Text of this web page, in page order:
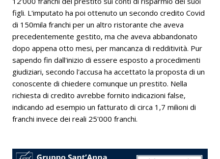
figli. L'imputato ha poi ottenuto un secondo credito Covid
di 150mila franchi per un altro ristorante che aveva
precedentemente gestito, ma che aveva abbandonato
dopo appena otto mesi, per mancanza di redditività. Pur
sapendo fin dall'inizio di essere esposto a procedimenti
giudiziari, secondo l'accusa ha accettato la proposta di un
conoscente di chiedere comunque un prestito. Nella
richiesta di credito avrebbe fornito indicazioni false,
indicando ad esempio un fatturato di circa 1,7 milioni di
franchi invece dei reali 25'000 franchi.